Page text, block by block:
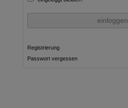
einloggen
Registrierung
Passwort vergessen